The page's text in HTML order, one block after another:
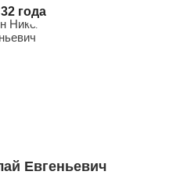
32 года
Евгеньевич